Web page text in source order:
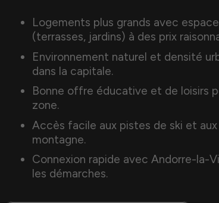
Logements plus grands avec
(terrasses, jardins) à des prix
Environnement naturel et densité
dans la capitale.
Bonne offre éducative et de loisirs
zone.
Accès facile aux pistes de ski et
montagne.
Connexion rapide avec Andorre-la-
les démarches.